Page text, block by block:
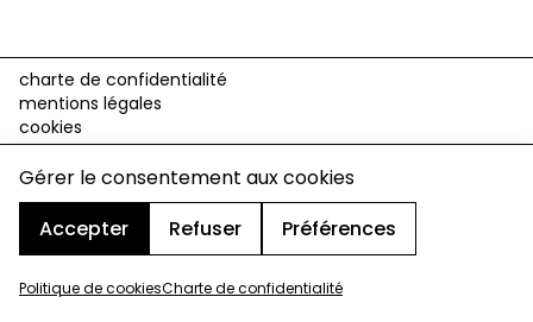
Gérer le consentement aux cookies
Accepter
Refuser Préférences
Politique de cookiesCharte de confidentialité
charte de confidentialité
mentions légales
cookies
design & développement :© signelazer.com